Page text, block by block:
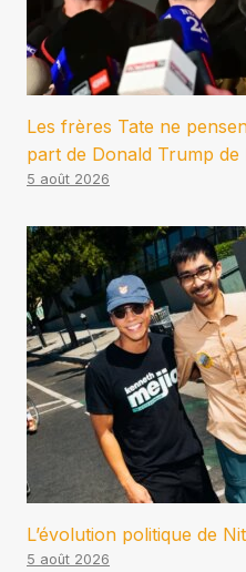
Les frères Tate ne
part de Donald Trump
5 août 2026
L’évolution politique de
5 août 2026